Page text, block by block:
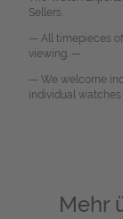
Sellers.
— All timepieces
viewing. —
— We welcome
individual
Mehr